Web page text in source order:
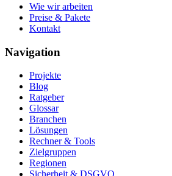
Wie wir arbeiten
Preise & Pakete
Kontakt
Navigation
Projekte
Blog
Ratgeber
Glossar
Branchen
Lösungen
Rechner & Tools
Zielgruppen
Regionen